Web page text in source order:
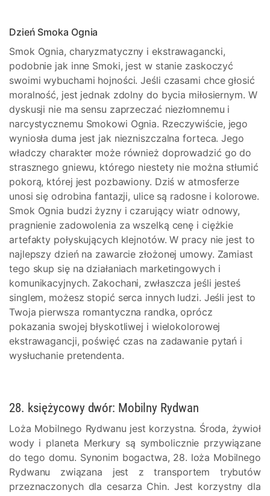
Dzień Smoka Ognia
Smok Ognia, charyzmatyczny i ekstrawagancki,
podobnie jak inne Smoki, jest w stanie zaskoczyć
swoimi wybuchami hojności. Jeśli czasami chce głosić
moralność, jest jednak zdolny do bycia miłosiernym. W
dyskusji nie ma sensu zaprzeczać niezłomnemu i
narcystycznemu Smokowi Ognia. Rzeczywiście, jego
wyniosła duma jest jak niezniszczalna forteca. Jego
władczy charakter może również doprowadzić go do
strasznego gniewu, którego niestety nie można stłumić
pokorą, której jest pozbawiony. Dziś w atmosferze
unosi się odrobina fantazji, ulice są radosne i kolorowe.
Smok Ognia budzi żyzny i czarujący wiatr odnowy,
pragnienie zadowolenia za wszelką cenę i ciężkie
artefakty połyskujących klejnotów. W pracy nie jest to
najlepszy dzień na zawarcie złożonej umowy. Zamiast
tego skup się na działaniach marketingowych i
komunikacyjnych. Zakochani, zwłaszcza jeśli jesteś
singlem, możesz stopić serca innych ludzi. Jeśli jest to
Twoja pierwsza romantyczna randka, oprócz
pokazania swojej błyskotliwej i wielokolorowej
ekstrawagancji, poświęć czas na zadawanie pytań i
wysłuchanie pretendenta.
28. księżycowy dwór: Mobilny Rydwan
Loża Mobilnego Rydwanu jest korzystna. Środa, żywioł
wody i planeta Merkury są symbolicznie przywiązane
do tego domu. Synonim bogactwa, 28. loża Mobilnego
Rydwanu związana jest z transportem trybutów
przeznaczonych dla cesarza Chin. Jest korzystny dla